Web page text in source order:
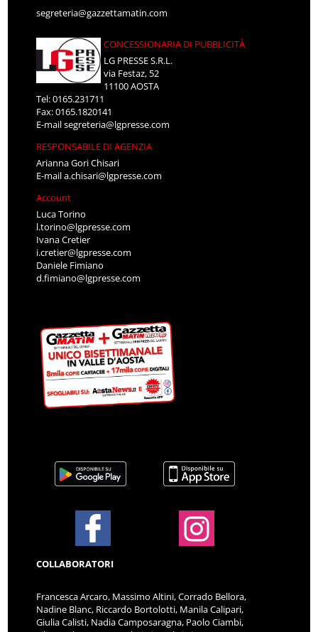
segreteria@gazzettamatin.com
CONCESSIONARIA DI PUBBLICITÀ
LG PRESSE S.R.L.
via Festaz, 52
11100 AOSTA
Tel: 0165.231711
Fax: 0165.1820141
E-mailsegreteria@lgpresse.com
RESPONSABILE DI AGENZIA
Arianna Gori Chisari
E-maila.chisari@lgpresse.com
Account
Luca Torino
l.torino@lgpresse.com
Ivana Cretier
i.cretier@lgpresse.com
Daniele Fimiano
d.fimiano@lgpresse.com
COLLABORATORI
Francesca Arcaro, Massimo Altini, Corrado Bellora,
Nadine Blanc, Riccardo Bortolotti, Manila Calipari,
Giulia Calisti, Nadia Camposaragna, Paolo Ciambi,